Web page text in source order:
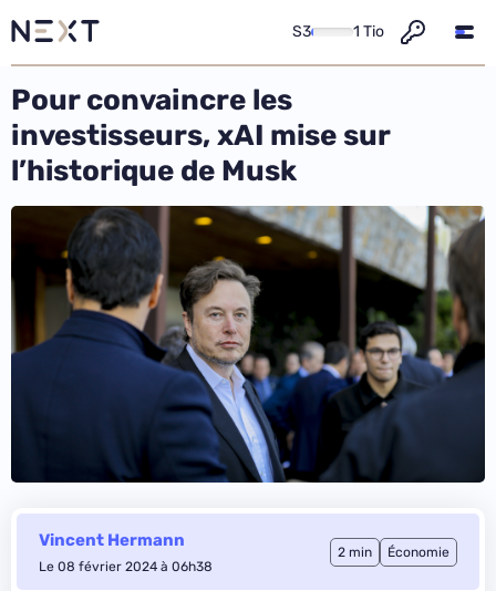
S3 1 Tio
Pour convaincre les
investisseurs, xAI mise sur
l’historique de Musk
Vincent Hermann
Le 08 février 2024 à 06h38
2 min Économie